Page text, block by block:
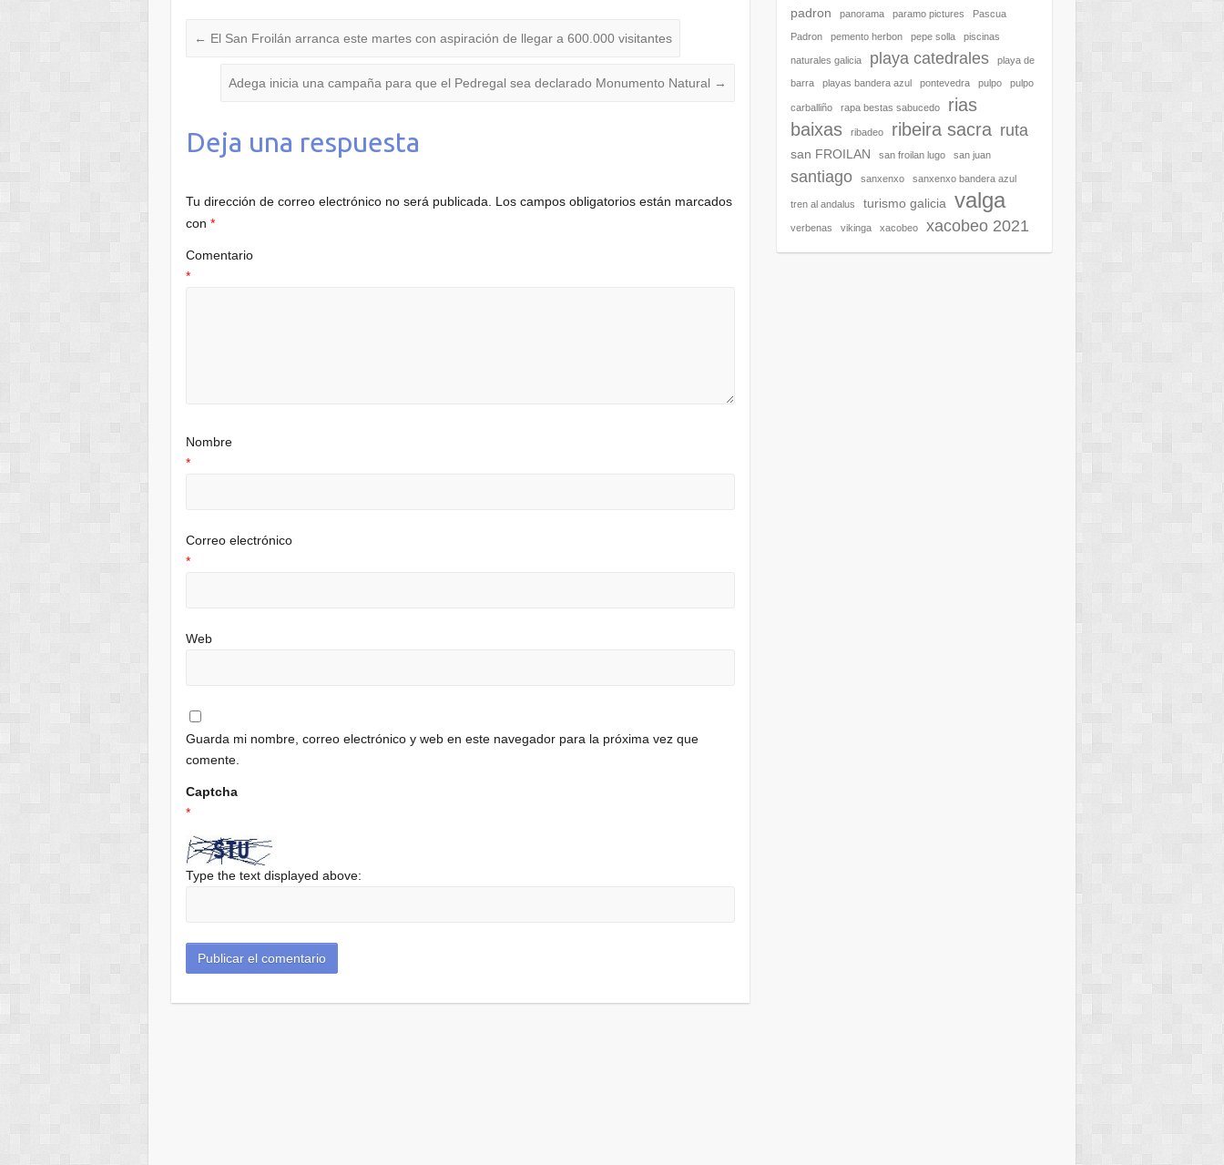
← El San Froilán arranca este martes con aspiración de llegar a 600.000 visitantes
Adega inicia una campaña para que el Pedregal sea declarado Monumento Natural →
Deja una respuesta
Tu dirección de correo electrónico no será publicada.
Los campos obligatorios están marcados
con*
Comentario
*
Nombre
*
Correo electrónico
*
Web
Guarda mi nombre, correo electrónico y web en este navegador para la próxima vez que
comente.
Captcha
*
Type the text displayed above:
padron panorama paramo pictures Pascua
Padron pemento herbon pepe solla piscinas
naturales galicia playa catedrales playa de
barra playas bandera azul pontevedra pulpo pulpo
carballiño rapa bestas sabucedo
rias
baixas
ribadeo ribeira sacra ruta
san FROILAN san froilan lugo san juan
santiago sanxenxo sanxenxo bandera azul
tren al andalus turismo galicia valga
verbenas vikinga xacobeo xacobeo 2021